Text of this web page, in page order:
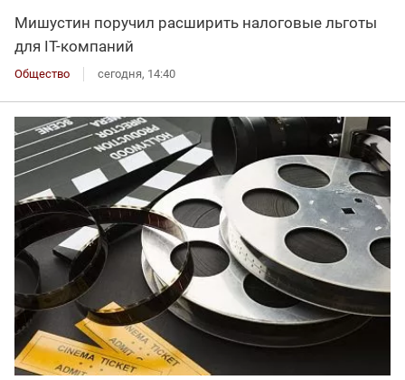
Мишустин поручил расширить налоговые льготы
для IT-компаний
Общество сегодня, 14:40